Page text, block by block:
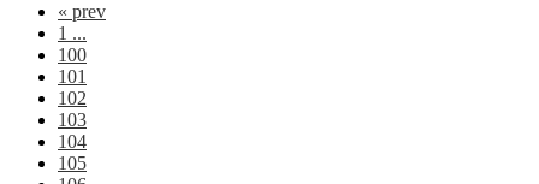
« prev
1 ...
100
101
102
103
104
105